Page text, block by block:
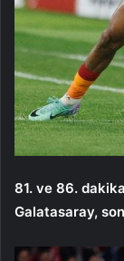
81. ve 86.
Galatasaray,